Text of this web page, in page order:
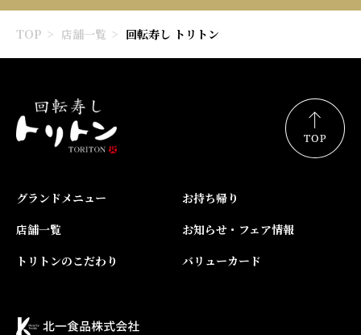
TOP 店舗一覧 回転寿し トリトン
グランドメニュー
店舗一覧
トリトンのこだわり
お持ち帰り
お知らせ・フェア情報
バリューカード